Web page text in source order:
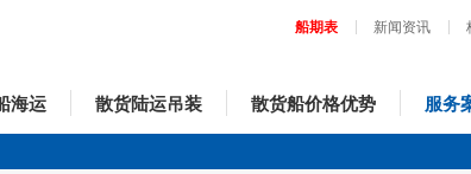
船期表 新闻资讯
海运 散货陆运吊装 散货船价格优势 服务